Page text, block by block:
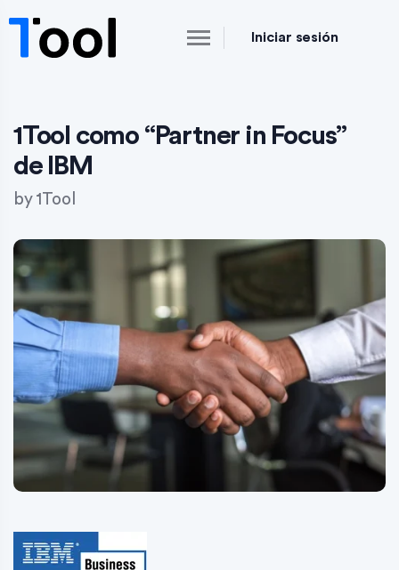
Iniciar sesión
1Tool como “Partner in Focus”
de IBM
by1Tool